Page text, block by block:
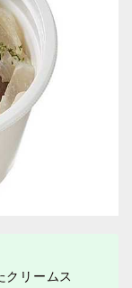
クリームス